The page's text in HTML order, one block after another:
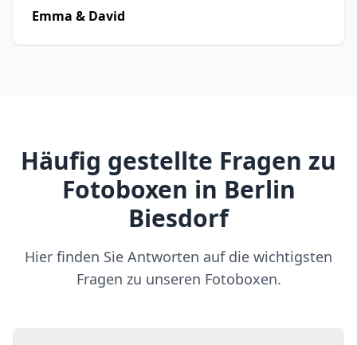
Emma & David
Häufig gestellte Fragen zu
Fotoboxen in Berlin
Biesdorf
Hier finden Sie Antworten auf die wichtigsten
Fragen zu unseren Fotoboxen.